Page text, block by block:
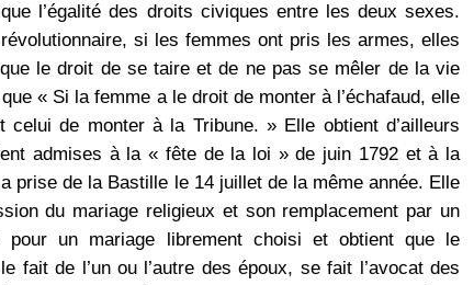
l’égalité des droits civiques entre les deux sexes.
si les femmes ont pris les armes, elles
le droit de se taire et de ne pas se mêler de la vie
« Si la femme a le droit de monter à l’échafaud, elle
celui de monter à la Tribune. » Elle obtient d’ailleurs
admises à la « fête de la loi » de juin 1792 et à la
prise de la Bastille le 14 juillet de la même année. Elle
du mariage religieux et son remplacement par un
pour un mariage librement choisi et obtient que le
fait de l’un ou l’autre des époux, se fait l’avocat des